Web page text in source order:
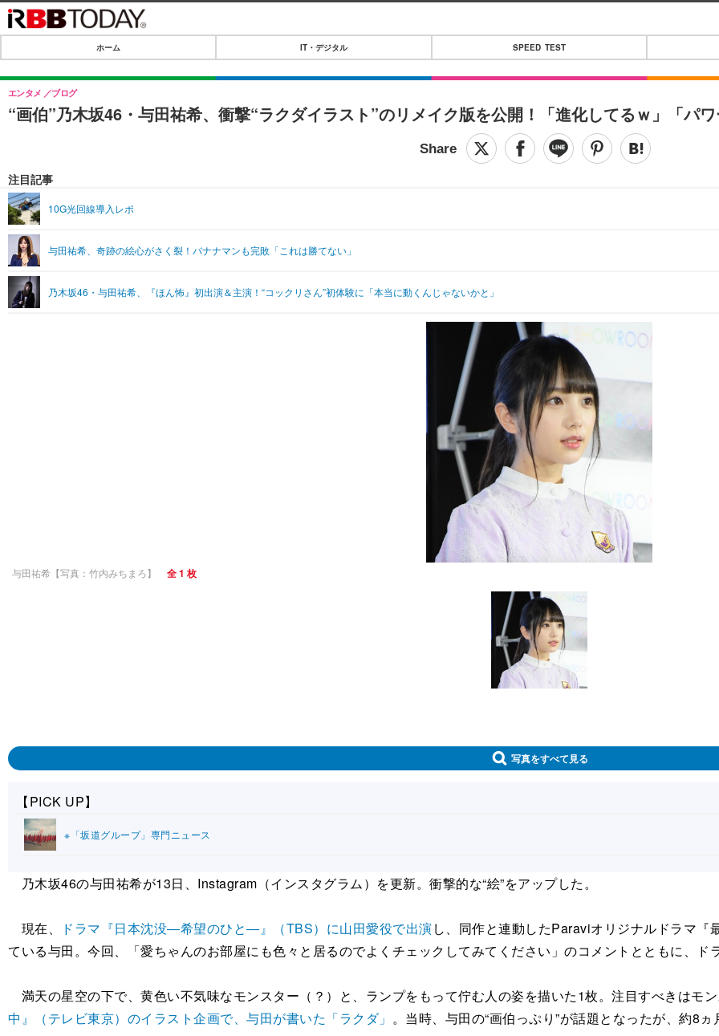
IT・デジタル
IT・デジタルTOP
SPEED TEST
音楽
ライフ
ペット
その他
リリース一覧
プッシュ通知の停止方法
ホーム IT・デジタル SPEED TEST
“画伯”乃木坂46・与田祐希、衝撃“ラクダイラスト”のリメイク版を公開！「進化してるｗ」「パ
エンタメ ブログ
注目記事
10G光回線導入レポ
与田祐希、奇跡の絵心がさく裂！バナナマンも完敗「これは勝てない」
乃木坂46・与田祐希、『ほん怖』初出演＆主演！“コックリさん”初体験に「本当に動くんじゃないかと」
与田祐希【写真：竹内みちまろ】 全 1 枚
写真をすべて見る
【PICK UP】
※「坂道グループ」専門ニュース
乃木坂46の与田祐希が13日、Instagram（インスタグラム）を更新。衝撃的な“絵”をアップした。
現在、 ドラマ『日本沈没―希望のひと―』（TBS）に山田愛役で出演し、同作と連動したParaviオリジナルドラマ
ている与田。今回、「愛ちゃんのお部屋にも色々と居るのでよくチェックしてみてください」のコメントとともに、
満天の星空の下で、黄色い不気味なモンスター（？）と、ランプをもって佇む人の姿を描いた1枚。注目すべきはモ
中』（テレビ東京）のイラスト企画で、与田が書いた「ラクダ」 。当時、与田の“画伯っぷり”が話題となったが、約8